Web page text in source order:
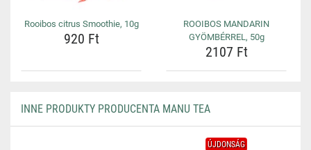
Rooibos citrus Smoothie, 10g
920 Ft
ROOIBOS MANDARIN
GYÖMBÉRREL, 50g
2107 Ft
INNE PRODUKTY PRODUCENTA MANU TEA
ÚJDONSÁG